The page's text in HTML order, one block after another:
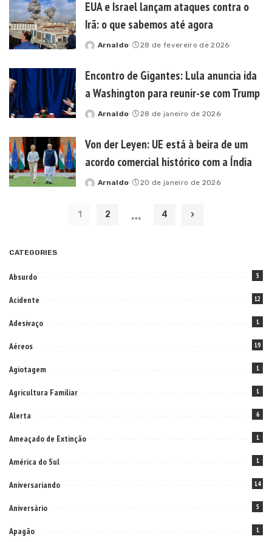
EUA e Israel lançam ataques contra o
Irã: o que sabemos até agora
Posted
Arnaldo 28 de fevereiro de 2026
Encontro de Gigantes: Lula anuncia ida
a Washington para reunir-se com Trump
Posted
Arnaldo 28 de janeiro de 2026
Von der Leyen: UE está à beira de um
acordo comercial histórico com a Índia
Posted
Arnaldo 20 de janeiro de 2026
1 2 … 4
CATEGORIES
Absurdo 5
Acidente 12
Adesivaço 1
Aéreos 19
Agiotagem 1
Agricultura Familiar 1
Alerta 6
Ameaçado de Extinção 1
América do Sul 1
Aniversariando 14
Aniversário 5
Apagão 1